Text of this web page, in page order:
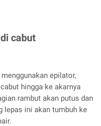
cabut
epilator,
hingga ke akarnya
rambut akan putus dan
lepas ini akan tumbuh ke